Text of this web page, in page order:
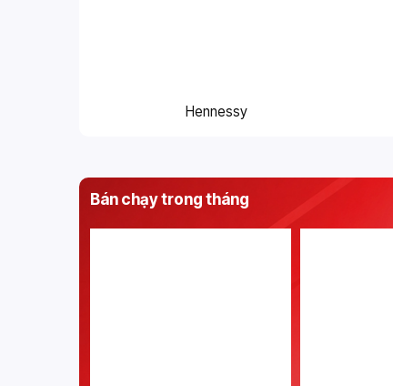
Hennessy
Bán chạy trong tháng